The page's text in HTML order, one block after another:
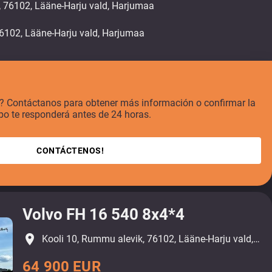
Lääne-Harju vald, Harjumaa
Contáctanos para obtener más información o confirmar la
te responderá antes de 24 horas.
CONTÁCTENOS!
Volvo FH 16 540 8x4*4
64 900 EUR
place Kooli 10, Rummu alevik, 76102, Lääne-Harju vald, Harjumaa